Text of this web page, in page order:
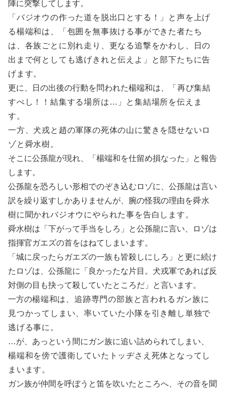
陣に突撃してします。
「バジオウの作った道を脱出口とする！」と声を上げ
る楊端和は、「 包囲を無事抜ける事ができた者たち
は、各族ごとに別れ走り、更なる追撃をかわし、日の
出まで何としても逃げきれと伝えよ」と部下たちに告
げます。
更に、日の出後の行動を問われた楊端和は、
「再び集結
すべし！！結集する場所は…」と集結場所を伝えま
す。
一方、犬戎と趙の軍隊の死体の山に驚きを隠せない ロ
ゾと舜水樹。
そこに公孫龍が現れ、「楊端和を仕留め損なった」と報告
します。
公孫龍を恐ろしい形相でのぞき込むロゾに、公孫龍は言い
訳を繰り返すしかありませんが、腕の怪我の理由を舜水
樹に聞かれバジオウにやられた事を告白します。
舜水樹は「下がって手当をしろ」と公孫龍に言い、ロゾは
指揮官ガエズの首をはねてしまいます。
「城に戻ったらガエズの一族も皆殺しにしろ」と更に続け
たロゾは、公孫龍に「良かったな片目。犬戎軍であれば反
対側の目も抉って殺していたところだ」と言います。
一方の楊端和は、追跡専門の部族と言われるガン族に
見つかってしまい、率いていた小隊を引き離し単独で
逃げる事に。
…が、あっという間にガン族に追い詰められてしまい、
楊端和を傍で護衛していたトッヂさえ死体となってし
まいます。
ガン族が仲間を呼ぼうと笛を吹いたところへ、その音を聞